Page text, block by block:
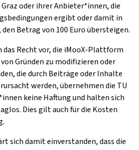
oder ihrer Anbieter*innen, die
ergibt oder damit in
Betrag von 100 Euro übersteigen.
das Recht vor, die iMooX-Plattform
Gründen zu modifizieren oder
die durch Beiträge oder Inhalte
werden, übernehmen die TU
keine Haftung und halten sich
Dies gilt auch für die Kosten
sich damit einverstanden, dass die